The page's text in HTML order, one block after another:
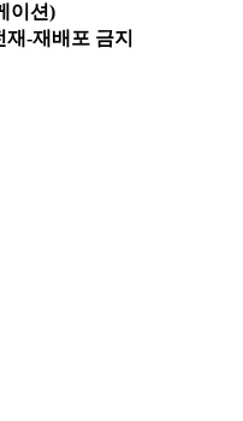
이션)
-재배포 금지